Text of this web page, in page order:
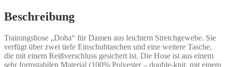
Beschreibung
Trainingshose „Doha“ für Damen aus leichtem Stretchgewebe. Sie
verfügt über zwei tiefe Einschubtaschen und eine weitere Tasche,
die mit einem Reißverschluss gesichert ist. Die Hose ist aus einem
sehr formstabilen Material (100% Polyester – double-knit, mit einem